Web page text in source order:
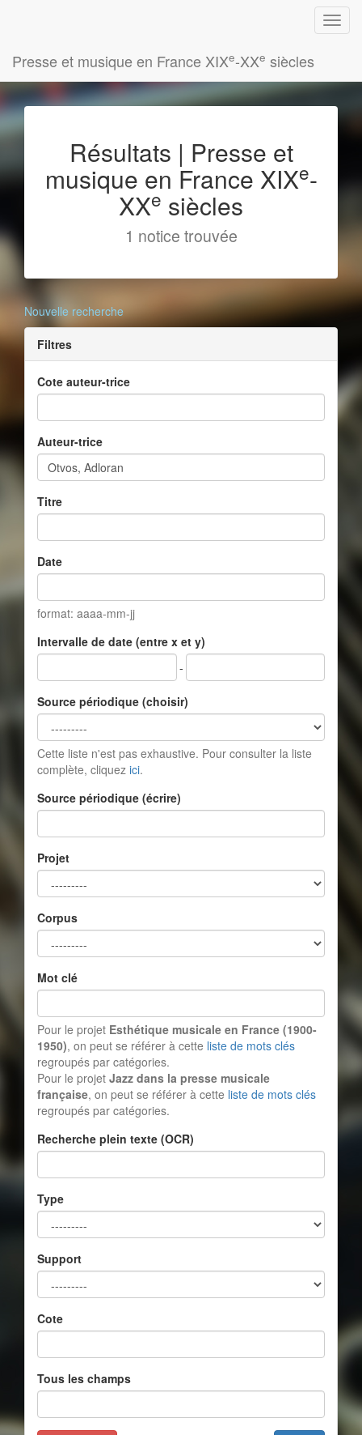
Presse et musique en France XIXe-XXe siècles
Résultats | Presse et
musique en France XIXe-
XXe siècles
1 notice trouvée
Nouvelle recherche
Filtres
Cote auteur-trice
Auteur-trice
Titre
Date
format: aaaa-mm-jj
Intervalle de date (entre x et y)
-
Source périodique (choisir)
Cette liste n'est pas exhaustive. Pour consulter la liste
complète, cliquez ici.
Source périodique (écrire)
Projet
Corpus
Mot clé
Pour le projet Esthétique musicale en France (1900-
1950), on peut se référer à cette liste de mots clés
regroupés par catégories.
Pour le projet Jazz dans la presse musicale
française, on peut se référer à cette liste de mots clés
regroupés par catégories.
Recherche plein texte (OCR)
Type
Support
Cote
Tous les champs